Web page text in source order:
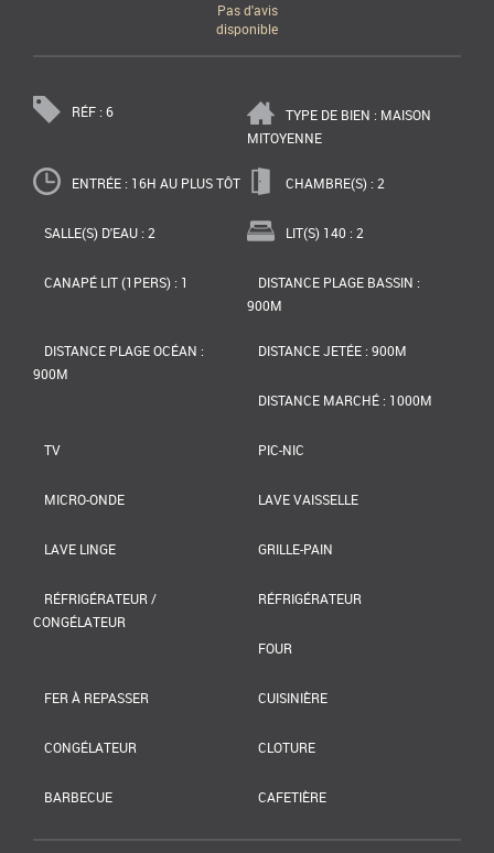
Pas d'avis
disponible
RÉF : 6
TYPE DE BIEN : MAISON
MITOYENNE
ENTRÉE : 16H AU PLUS TÔT CHAMBRE(S) : 2
SALLE(S) D'EAU : 2 LIT(S) 140 : 2
CANAPÉ LIT (1PERS) : 1
DISTANCE PLAGE BASSIN :
900M
DISTANCE PLAGE OCÉAN :
900M
DISTANCE JETÉE : 900M
DISTANCE MARCHÉ : 1000M
TV PIC-NIC
MICRO-ONDE LAVE VAISSELLE
LAVE LINGE GRILLE-PAIN
RÉFRIGÉRATEUR /
CONGÉLATEUR
RÉFRIGÉRATEUR
FOUR
FER À REPASSER CUISINIÈRE
CONGÉLATEUR CLOTURE
BARBECUE CAFETIÈRE